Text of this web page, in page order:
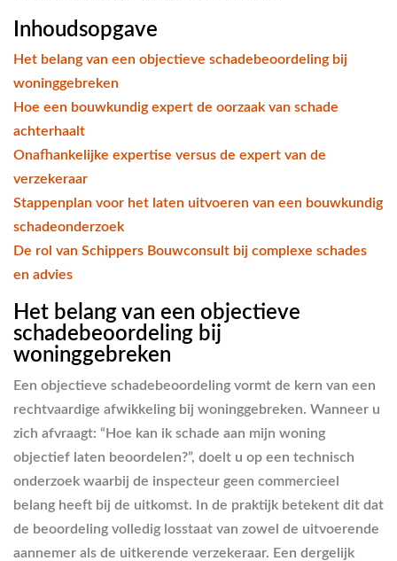
Inhoudsopgave
Het belang van een objectieve schadebeoordeling bij
woninggebreken
Hoe een bouwkundig expert de oorzaak van schade
achterhaalt
Onafhankelijke expertise versus de expert van de
verzekeraar
Stappenplan voor het laten uitvoeren van een bouwkundig
schadeonderzoek
De rol van Schippers Bouwconsult bij complexe schades
en advies
Het belang van een objectieve
schadebeoordeling bij
woninggebreken
Een objectieve schadebeoordeling vormt de kern van een
rechtvaardige afwikkeling bij woninggebreken. Wanneer u
zich afvraagt: “Hoe kan ik schade aan mijn woning
objectief laten beoordelen?”, doelt u op een technisch
onderzoek waarbij de inspecteur geen commercieel
belang heeft bij de uitkomst. In de praktijk betekent dit dat
de beoordeling volledig losstaat van zowel de uitvoerende
aannemer als de uitkerende verzekeraar. Een dergelijk